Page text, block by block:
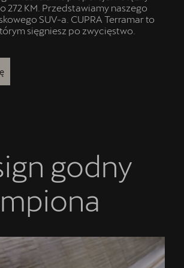
272 KM. Przedstawiamy naszego
SUV-a. CUPRA Terramar to
sięgniesz po zwycięstwo.
godny